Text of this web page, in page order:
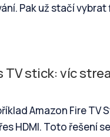
Pak už stačí vybrat
TV stick: víc
Amazon Fire TV
HDMI. Toto řešení